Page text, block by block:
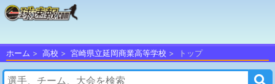
ホーム 高校 宮崎県立延岡商業高等学校 トップ